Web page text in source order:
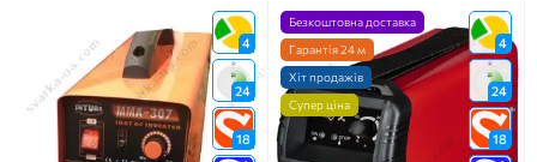
4
24
18
4
24
18
Безкоштовна доставка
Гарантія 24 м
Хіт продажів
Супер ціна